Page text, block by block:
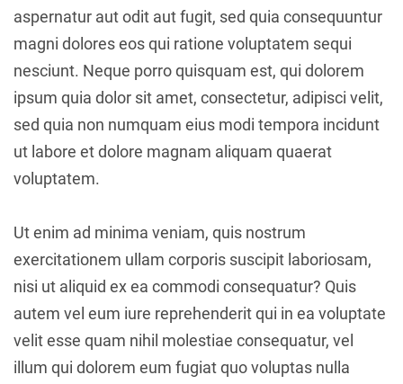
aspernatur aut odit aut fugit, sed quia consequuntur
magni dolores eos qui ratione voluptatem sequi
nesciunt. Neque porro quisquam est, qui dolorem
ipsum quia dolor sit amet, consectetur, adipisci velit,
sed quia non numquam eius modi tempora incidunt
ut labore et dolore magnam aliquam quaerat
voluptatem.
Ut enim ad minima veniam, quis nostrum
exercitationem ullam corporis suscipit laboriosam,
nisi ut aliquid ex ea commodi consequatur? Quis
autem vel eum iure reprehenderit qui in ea voluptate
velit esse quam nihil molestiae consequatur, vel
illum qui dolorem eum fugiat quo voluptas nulla